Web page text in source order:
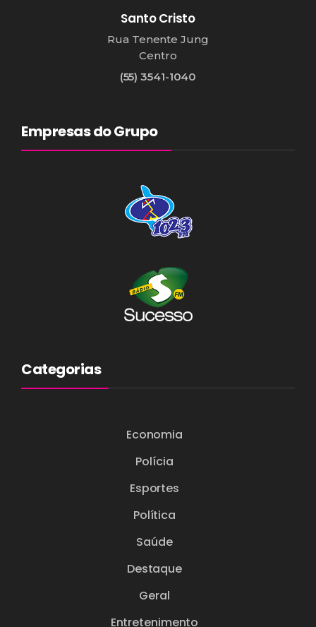
Santo Cristo
Rua Tenente Jung
Centro
(55) 3541-1040
Empresas do Grupo
Categorias
Economia
Polícia
Esportes
Política
Saúde
Destaque
Geral
Entretenimento